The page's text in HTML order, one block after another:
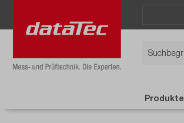
Produkte